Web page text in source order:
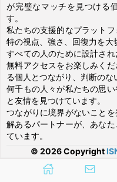
が完璧なマッチを見つける
す。
私たちの支援的なプラット
特の視点、強さ、回復力を大
すべての人のために設計さ
無料アクセスをお楽しみく
る個人とつながり、判断のな
何千もの人々が私たちの思
と友情を見つけています。
つながりに境界がないこと
解あるパートナーが、あな
ています。
© 2026 Copyright